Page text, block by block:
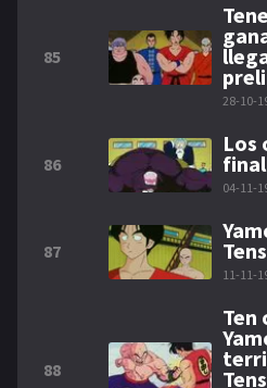
85
28-10-
86
Los
04-11-
87
11-11-
88
Ten